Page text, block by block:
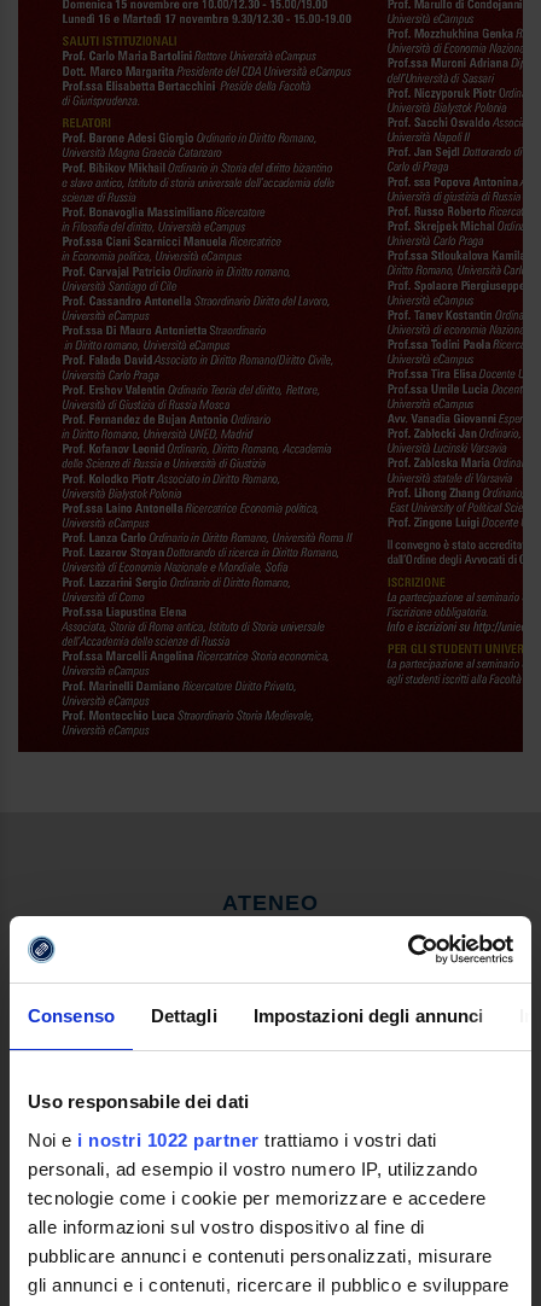
Consenso Dettagli Impostazioni degli annunci
Uso responsabile dei dati
Noi e i nostri 1022 partner trattiamo i vostri dati
personali, ad esempio il vostro numero IP, utilizzando
tecnologie come i cookie per memorizzare e accedere
alle informazioni sul vostro dispositivo al fine di
pubblicare annunci e contenuti personalizzati, misurare
gli annunci e i contenuti, ricercare il pubblico e sviluppare
ATENEO
Le ragioni di una nuova Università
Quale Università Telematica
Statuto e Regolamenti
Ricerca
Struttura e Personale
Le Sedi
Polo Bibliotecario Multimediale di Ateneo
Sistemi Informativi di Ateneo